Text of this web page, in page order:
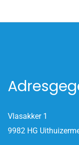
Vlasakker 1
9982 HG